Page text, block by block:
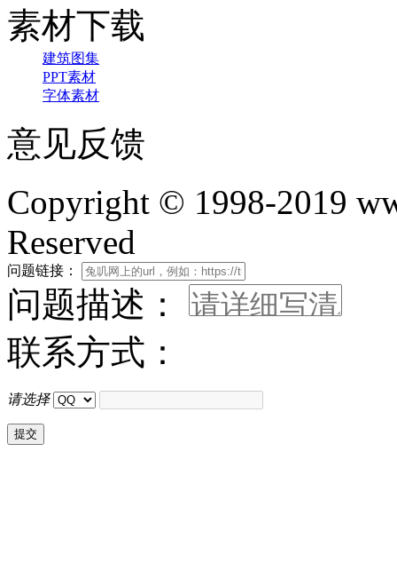
素材下载
建筑图集
PPT素材
字体素材
意见反馈
Copyright © 1998-2019
Reserved
问题链接：
问题描述：
联系方式：
请选择